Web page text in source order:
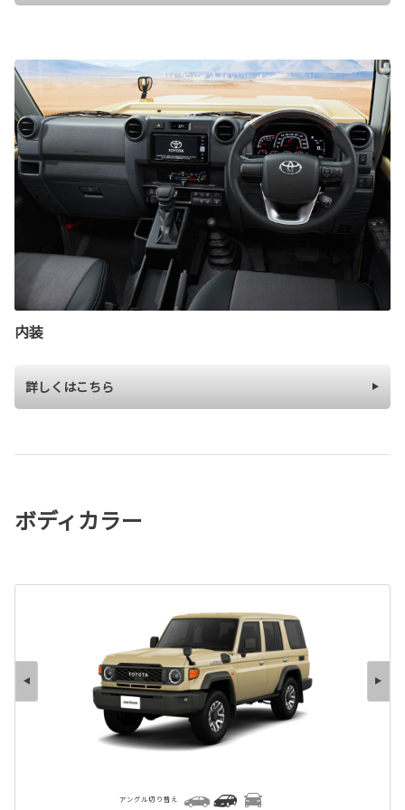
内装
詳しくはこちら
ボディカラー
アングル切り替え